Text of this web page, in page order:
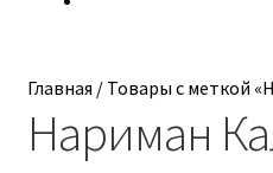
Абидина Анна
Главная / Товары с меткой
Нариман